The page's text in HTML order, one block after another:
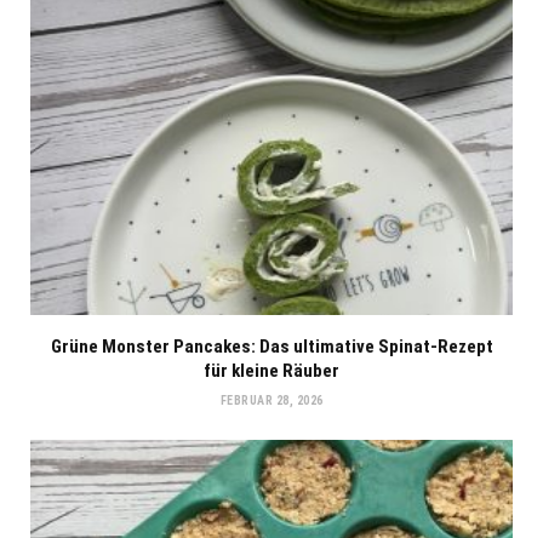
Grüne Monster Pancakes: Das ultimative Spinat-Rezept
für kleine Räuber
FEBRUAR 28, 2026